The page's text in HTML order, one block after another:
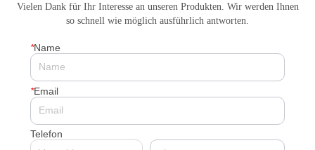
Vielen Dank für Ihr Interesse an unseren Produkten. Wir werden Ihnen
so schnell wie möglich ausführlich antworten.
*Name
*Email
Telefon